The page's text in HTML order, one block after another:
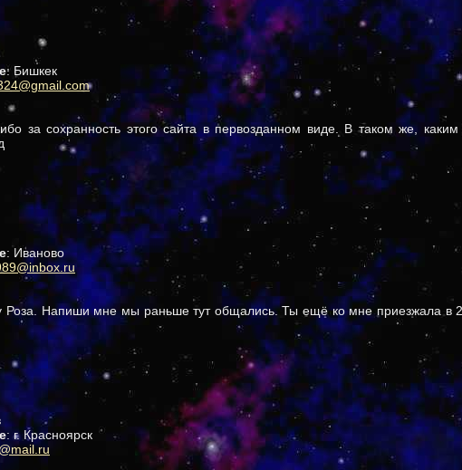
: Бишкек
за сохранность этого сайта в первозданном виде. В таком же,
: Иваново
Роза. Напиши мне мы раньше тут общались. Ты ещё ко мне приезжала в
: г. Красноярск